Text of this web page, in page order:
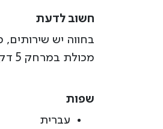
חשוב לדעת
בחווה יש שירותים,
מכולת במרחק 5 דקות ברגל.
שפות
עברית